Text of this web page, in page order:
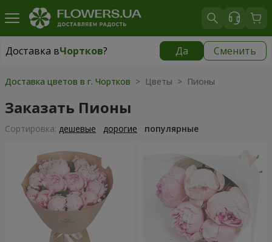
Доставка вЧортков? Да Сменить
Доставка вЧортков|
Доставка цветов в г. Чортков > Цветы > Пионы
Заказать Пионы
Cортировка: дешевые дорогие популярные